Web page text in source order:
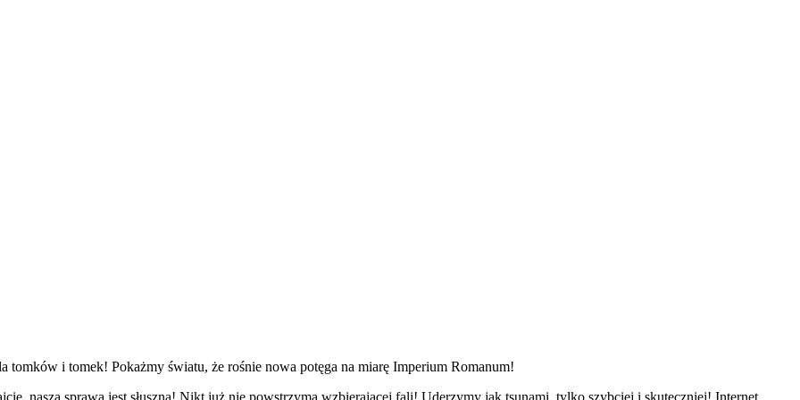
tomków i tomek! Pokażmy światu, że rośnie nowa potęga na miarę Imperium Romanum!